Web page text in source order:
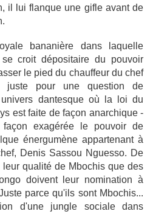
il lui flanque une gifle avant de
bananière dans laquelle
croit dépositaire du pouvoir
le pied du chauffeur du chef
juste pour une question de
dantesque où la loi du
est faite de façon anarchique -
exagérée le pouvoir de
énergumène appartenant à
Denis Sassou Nguesso. De
qualité de Mbochis que des
doivent leur nomination à
parce qu'ils sont Mbochis...
d'une jungle sociale dans